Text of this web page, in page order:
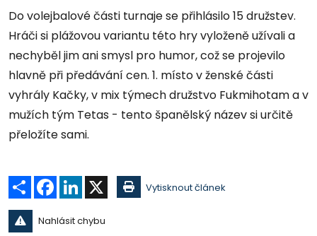
Do volejbalové části turnaje se přihlásilo 15 družstev.
Hráči si plážovou variantu této hry vyloženě užívali a
nechyběl jim ani smysl pro humor, což se projevilo
hlavně při předávání cen. 1. místo v ženské části
vyhrály Kačky, v mix týmech družstvo Fukmihotam a v
mužích tým Tetas - tento španělský název si určitě
přeložíte sami.
Sdílet Facebook
LinkedIn Vytisknout článek
Nahlásit chybu